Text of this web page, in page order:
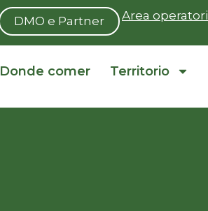
DMO e Partner Area operatori
Donde comer Territorio